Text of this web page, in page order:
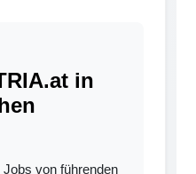
in
von führenden